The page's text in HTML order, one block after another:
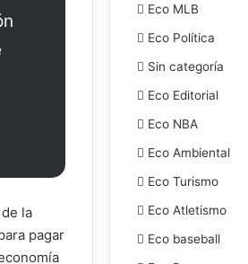
la
pagar
Eco MLB
Eco Política
Sin categoría
Eco Editorial
Eco NBA
Eco Ambiental
Eco Turismo
Eco Atletismo
Eco baseball